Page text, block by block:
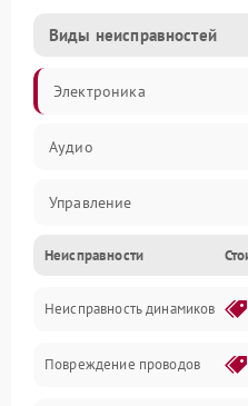
Виды неисправностей
Электроника
Аудио
Управление
Электропитание
Связь
Механические
Неисправности
Неисправность динамиков
Повреждение проводов